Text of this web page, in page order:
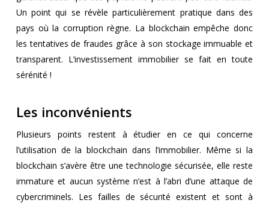
Un point qui se révèle particulièrement pratique dans des
pays où la corruption règne. La blockchain empêche donc
les tentatives de fraudes grâce à son stockage immuable et
transparent. L’investissement immobilier se fait en toute
sérénité !
Les inconvénients
Plusieurs points restent à étudier en ce qui concerne
l’utilisation de la blockchain dans l’immobilier. Même si la
blockchain s’avère être une technologie sécurisée, elle reste
immature et aucun système n’est à l’abri d’une attaque de
cybercriminels. Les failles de sécurité existent et sont à